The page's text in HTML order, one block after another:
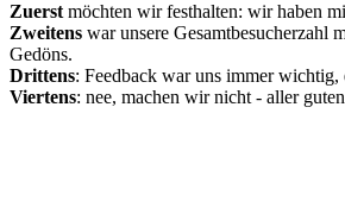
Zuerst möchten wir festhalten: wir haben
Zweitens war unsere Gesamtbesucherzahl
Gedöns.
Drittens: Feedback war uns immer
Viertens: nee, machen wir nicht - aller